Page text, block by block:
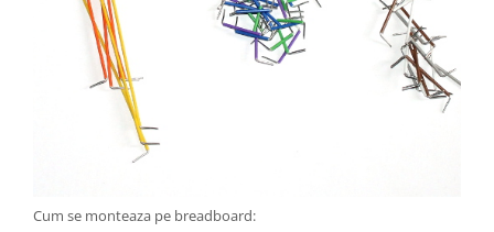
Cum se monteaza pe breadboard: